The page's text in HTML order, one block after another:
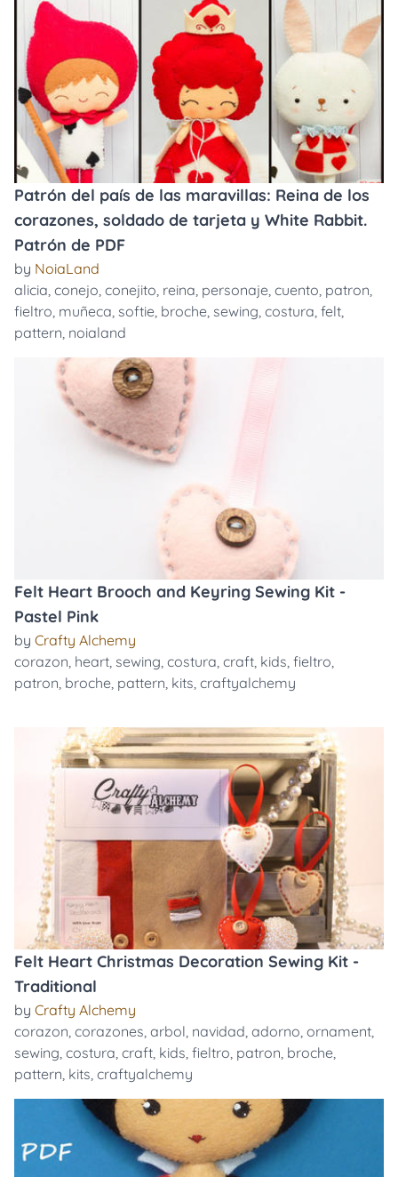
Patrón del país de las maravillas: Reina de los
corazones, soldado de tarjeta y White Rabbit.
Patrón de PDF
by NoiaLand
alicia, conejo, conejito, reina, personaje, cuento, patron,
fieltro, muñeca, softie, broche, sewing, costura, felt,
pattern, noialand
Felt Heart Brooch and Keyring Sewing Kit -
Pastel Pink
by Crafty Alchemy
corazon, heart, sewing, costura, craft, kids, fieltro,
patron, broche, pattern, kits, craftyalchemy
Felt Heart Christmas Decoration Sewing Kit -
Traditional
by Crafty Alchemy
corazon, corazones, arbol, navidad, adorno, ornament,
sewing, costura, craft, kids, fieltro, patron, broche,
pattern, kits, craftyalchemy